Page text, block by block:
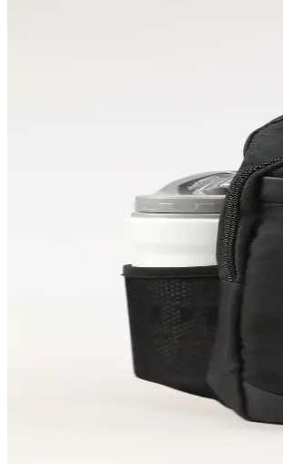
Palalı Pu Sabo Terlik, su geçirmez, kaymaz
Adidas TERREX ve Salomon X-
İki popüler outdoor ve koşu ayakkabısı olan
Yuppy Club Kadın Kapitone
Yuppy Club'un kadın kapitone çantası, şık
Casio MTP-VD01GL-1EVUDF
Casio MTP-VD01GL-1EVUDF erkek kol saati,
Erkekler İçin Pofuduk Mont
Kış aylarının vazgeçilmezi pofuduk montlar,
BENİMOLSUN ve XStreet Jrd
Bu makalede, BENİMOLSUN ve XStreet Jrd